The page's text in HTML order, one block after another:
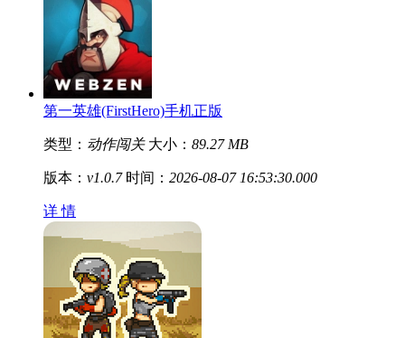
第一英雄(FirstHero)手机正版
类型： 动作闯关 大小： 89.27 MB
版本： v1.0.7 时间： 2026-08-07 16:53:30.000
详 情